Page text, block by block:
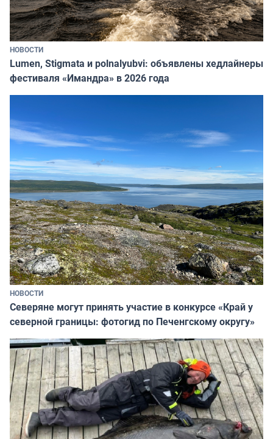
НОВОСТИ
Lumen, Stigmata и polnalyubvi: объявлены хедлайнеры
фестиваля «Имандра» в 2026 года
НОВОСТИ
Северяне могут принять участие в конкурсе «Край у
северной границы: фотогид по Печенгскому округу»